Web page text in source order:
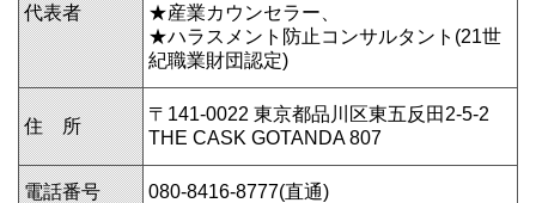
代表者
★産業カウンセラー、
★ハラスメント防止コンサルタント(21世
紀職業財団認定)
住 所
〒141-0022 東京都品川区東五反田2-5-2
THE CASK GOTANDA 807
電話番号 080-8416-8777(直通)